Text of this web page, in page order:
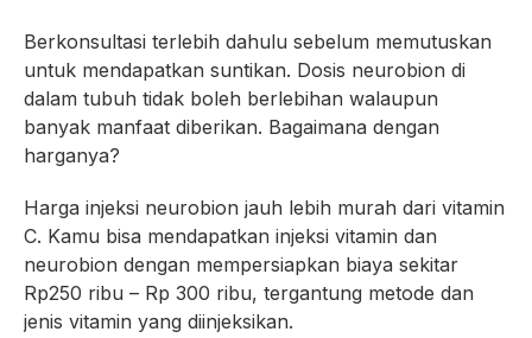
Berkonsultasi terlebih dahulu sebelum memutuskan
untuk mendapatkan suntikan. Dosis neurobion di
dalam tubuh tidak boleh berlebihan walaupun
banyak manfaat diberikan. Bagaimana dengan
harganya?
Harga injeksi neurobion jauh lebih murah dari vitamin
C. Kamu bisa mendapatkan injeksi vitamin dan
neurobion dengan mempersiapkan biaya sekitar
Rp250 ribu – Rp 300 ribu, tergantung metode dan
jenis vitamin yang diinjeksikan.